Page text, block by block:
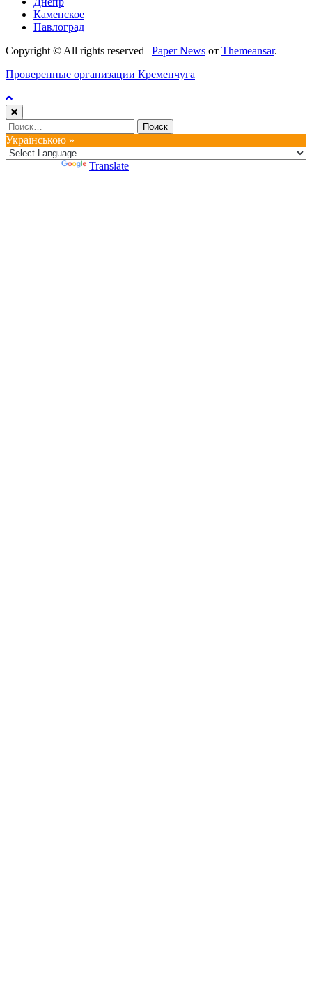
Каменское
Павлоград
Copyright © All rights reserved | Paper News от Themeansar.
Проверенные организации Кременчуга
Найти:
Українською »
Translate